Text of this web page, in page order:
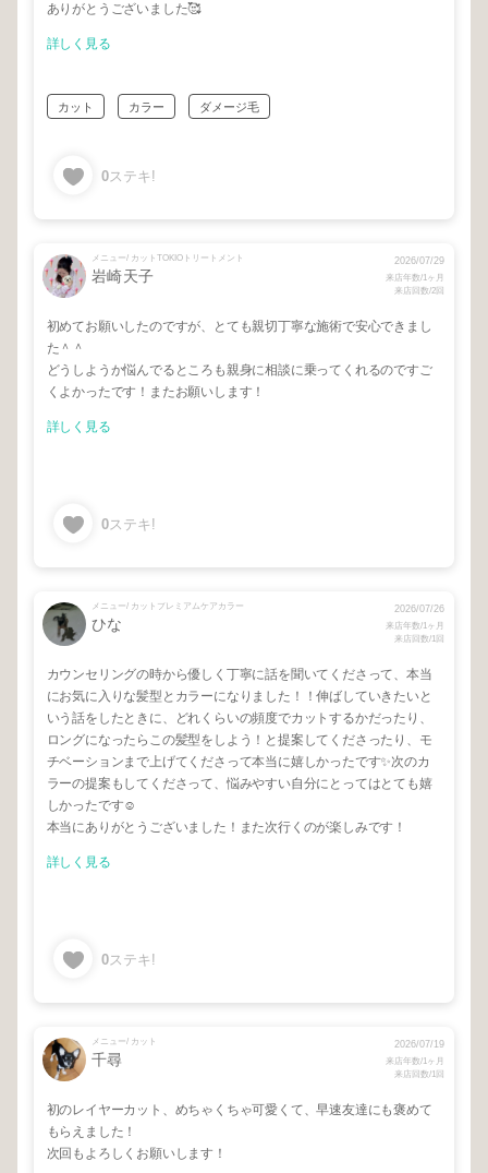
ありがとうございました🥰
詳しく見る
カット カラー ダメージ毛
0ステキ!
メニュー/ カットTOKIOトリートメント
岩崎天子
2026/07/29
来店年数/1ヶ月
来店回数/2回
初めてお願いしたのですが、とても親切丁寧な施術で安心できまし
た＾＾
どうしようか悩んでるところも親身に相談に乗ってくれるのですご
くよかったです！またお願いします！
詳しく見る
0ステキ!
メニュー/ カットプレミアムケアカラー
ひな
2026/07/26
来店年数/1ヶ月
来店回数/1回
カウンセリングの時から優しく丁寧に話を聞いてくださって、本当
にお気に入りな髪型とカラーになりました！！伸ばしていきたいと
いう話をしたときに、どれくらいの頻度でカットするかだったり、
ロングになったらこの髪型をしよう！と提案してくださったり、モ
チベーションまで上げてくださって本当に嬉しかったです✨次のカ
ラーの提案もしてくださって、悩みやすい自分にとってはとても嬉
しかったです☺︎
本当にありがとうございました！また次行くのが楽しみです！
詳しく見る
0ステキ!
メニュー/ カット
千尋
2026/07/19
来店年数/1ヶ月
来店回数/1回
初のレイヤーカット、めちゃくちゃ可愛くて、早速友達にも褒めて
もらえました！
次回もよろしくお願いします！